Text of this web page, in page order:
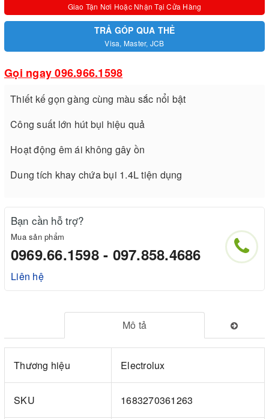
Giao Tận Nơi Hoặc Nhận Tại Cửa Hàng
TRẢ GÓP QUA THẺ
Visa, Master, JCB
Gọi ngay 096.966.1598
Thiết kế gọn gàng cùng màu sắc nổi bật
Công suất lớn hút bụi hiệu quả
Hoạt động êm ái không gây ồn
Dung tích khay chứa bụi 1.4L tiện dụng
Bạn cần hỗ trợ?
Mua sản phẩm
0969.66.1598 - 097.858.4686
Liên hệ
Mô tả
Thương hiệu Electrolux
SKU 1683270361263